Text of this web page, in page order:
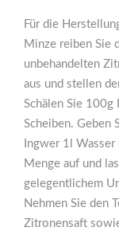
Für die
Minze reiben Sie
unbehandelten
aus und stellen
Schälen Sie 100g
Scheiben. Geben
Ingwer 1l
Menge auf und
gelegentlichem
Nehmen Sie den
Zitronensaft